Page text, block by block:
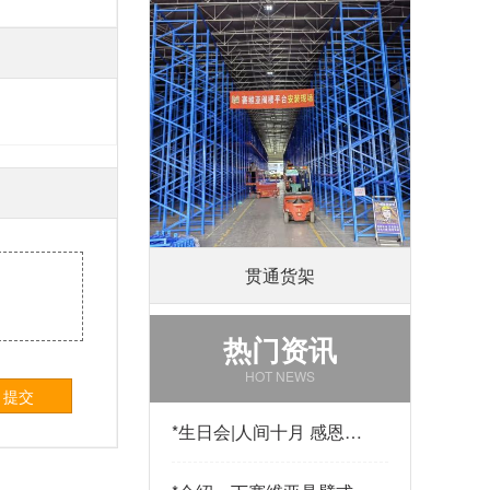
提交
贯通货架
热门资讯
HOT NEWS
*生日会|人间十月 感恩有